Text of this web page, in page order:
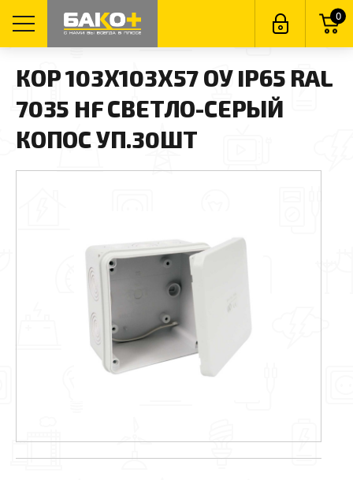
0
КОР 103Х103Х57 ОУ IP65 RAL
7035 HF СВЕТЛО-СЕРЫЙ
КОПОС УП.30ШТ